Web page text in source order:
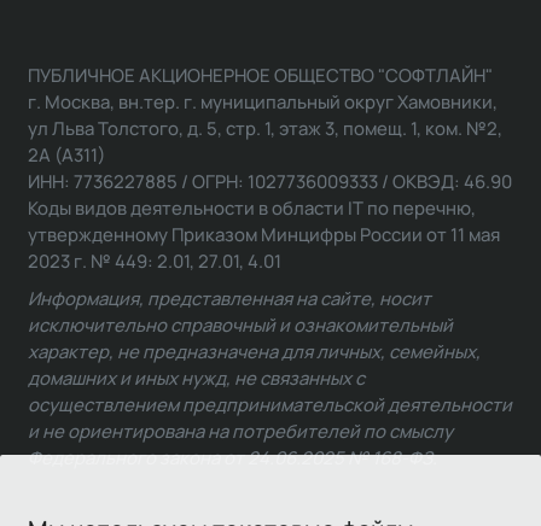
ПУБЛИЧНОЕ АКЦИОНЕРНОЕ ОБЩЕСТВО "СОФТЛАЙН"
г. Москва, вн.тер. г. муниципальный округ Хамовники,
ул Льва Толстого, д. 5, стр. 1, этаж 3, помещ. 1, ком. №2,
2А (А311)
ИНН: 7736227885 / ОГРН: 1027736009333 / ОКВЭД: 46.90
Коды видов деятельности в области IT по перечню,
утвержденному Приказом Минцифры России от 11 мая
2023 г. № 449: 2.01, 27.01, 4.01
Информация, представленная на сайте, носит
исключительно справочный и ознакомительный
характер, не предназначена для личных, семейных,
домашних и иных нужд, не связанных с
осуществлением предпринимательской деятельности
и не ориентирована на потребителей по смыслу
Федерального закона от 24.06.2025 № 168-ФЗ.